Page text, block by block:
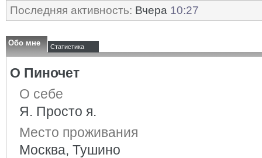
Последняя активность: Вчера 10:27
Обо мне Статистика
О Пиночет
О себе
Я. Просто я.
Место проживания
Москва, Тушино